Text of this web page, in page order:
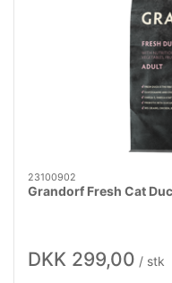
23100902
Grandorf Fresh Cat
DKK 299,00 / stk